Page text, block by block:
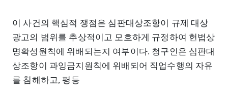
이 사건의 핵심적 쟁점은 심판대상조항이 규제 대상
광고의 범위를 추상적이고 모호하게 규정하여 헌법상
명확성원칙에 위배되는지 여부이다. 청구인은 심판대
상조항이 과잉금지원칙에 위배되어 직업수행의 자유
를 침해하고, 평등